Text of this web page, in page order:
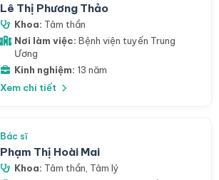
Lê Thị Phương Thảo
Khoa: Tâm thần
Nơi làm việc: Bệnh viện tuyến Trung
Ương
Kinh nghiệm: 13 năm
Xem chi tiết
Bác sĩ
Phạm Thị Hoài Mai
Khoa: Tâm thần Tâm lý